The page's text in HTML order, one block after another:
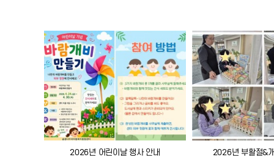
2026년 어린이날 행사 안내 2026년 부활절&